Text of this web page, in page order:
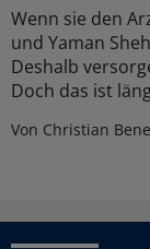
Wenn sie den
und Yaman
Deshalb
Doch das ist
Von Christian